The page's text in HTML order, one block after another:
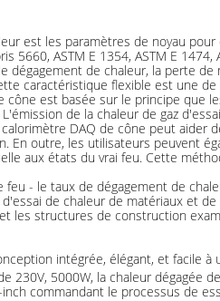
est les paramètres de noyau
5660, ASTM E 1354, ASTM E
dégagement de chaleur, la perte
caractéristique flexible est une de
cône est basée sur le principe que
de la chaleur de gaz
DAQ de cône peut aider
En outre, les utilisateurs peuvent
aux états du vrai feu. Cette
feu - le taux de dégagement de
d'essai de chaleur de matériaux et
les structures de construction
intégrée, élégant, et facile à
230V, 5000W, la chaleur dégagée
commandant le processus de